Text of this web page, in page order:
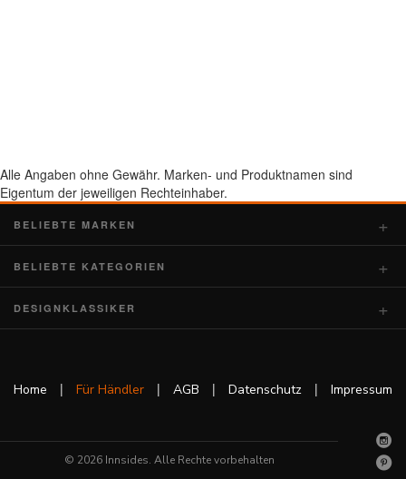
Alle Angaben ohne Gewähr. Marken- und Produktnamen sind
Eigentum der jeweiligen Rechteinhaber.
BELIEBTE MARKEN
BELIEBTE KATEGORIEN
DESIGNKLASSIKER
Home | Für Händler | AGB | Datenschutz | Impressum
© 2026 Innsides. Alle Rechte vorbehalten